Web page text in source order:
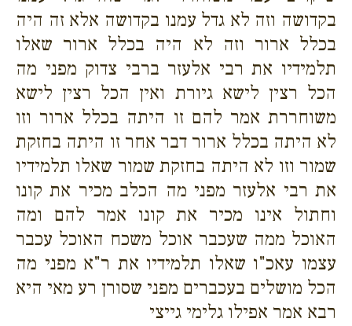
בקדושה וזה לא גדל עמנו בקדושה אלא זה היה
בכלל ארור וזה לא היה בכלל ארור שאלו
תלמידיו את רבי אלעזר ברבי צדוק מפני מה
הכל רצין לישא גיורת ואין הכל רצין לישא
משוחררת אמר להם זו היתה בכלל ארור וזו
לא היתה בכלל ארור דבר אחר זו היתה בחזקת
שמור וזו לא היתה בחזקת שמור שאלו תלמידיו
את רבי אלעזר מפני מה הכלב מכיר את קונו
וחתול אינו מכיר את קונו אמר להם ומה
האוכל ממה שעכבר אוכל משכח האוכל עכבר
עצמו עאכ"ו שאלו תלמידיו את ר"א מפני מה
הכל מושלים בעכברים מפני שסורן רע מאי היא
רבא אמר אפילו גלימי גייצי